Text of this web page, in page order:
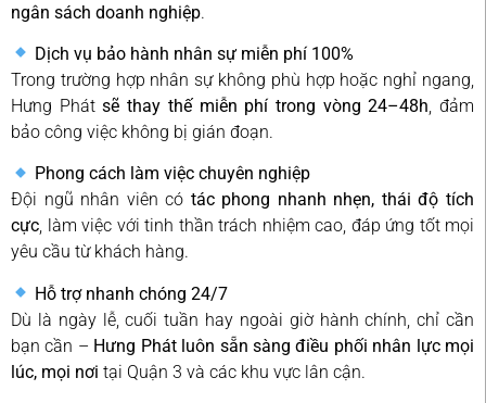
ngân sách doanh nghiệp.
Dịch vụ bảo hành nhân sự miễn phí 100%
Trong trường hợp nhân sự không phù hợp hoặc nghỉ ngang,
Hưng Phátsẽ thay thế miễn phí trong vòng 24–48h, đảm
bảo công việc không bị gián đoạn.
Phong cách làm việc chuyên nghiệp
Đội ngũ nhân viên có tác phong nhanh nhẹn, thái độ tích
cực, làm việc với tinh thần trách nhiệm cao, đáp ứng tốt mọi
yêu cầu từ khách hàng.
Hỗ trợ nhanh chóng 24/7
Dù là ngày lễ, cuối tuần hay ngoài giờ hành chính, chỉ cần
bạn cần – Hưng Phát luôn sẵn sàng điều phối nhân lực mọi
lúc, mọi nơi tại Quận 3 và các khu vực lân cận.